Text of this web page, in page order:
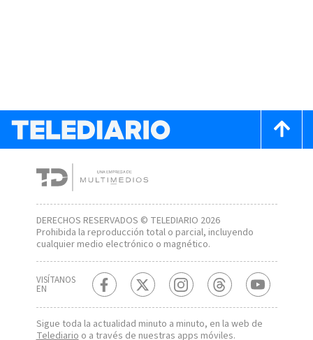
DERECHOS RESERVADOS © TELEDIARIO 2026
Prohibida la reproducción total o parcial, incluyendo
cualquier medio electrónico o magnético.
VISÍTANOS
EN
Sigue toda la actualidad minuto a minuto, en la web de
Telediarioo a través de nuestras apps móviles.